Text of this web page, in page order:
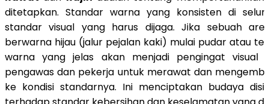
ditetapkan. Standar warna yang konsisten di
standar visual yang harus dijaga. Jika sebuah
berwarna hijau (jalur pejalan kaki) mulai pudar atau
warna yang jelas akan menjadi pengingat visual
pengawas dan pekerja untuk merawat dan
ke kondisi standarnya. Ini menciptakan budaya